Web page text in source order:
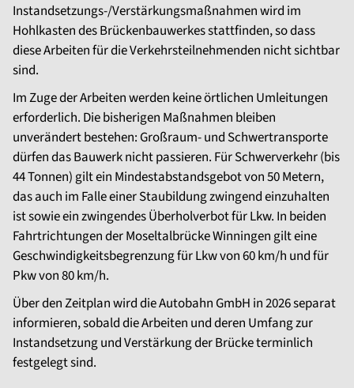
Instandsetzungs-/Verstärkungsmaßnahmen wird im
Hohlkasten des Brückenbauwerkes stattfinden, so dass
diese Arbeiten für die Verkehrsteilnehmenden nicht sichtbar
sind.
Im Zuge der Arbeiten werden keine örtlichen Umleitungen
erforderlich. Die bisherigen Maßnahmen bleiben
unverändert bestehen: Großraum- und Schwertransporte
dürfen das Bauwerk nicht passieren. Für Schwerverkehr (bis
44 Tonnen) gilt ein Mindestabstandsgebot von 50 Metern,
das auch im Falle einer Staubildung zwingend einzuhalten
ist sowie ein zwingendes Überholverbot für Lkw. In beiden
Fahrtrichtungen der Moseltalbrücke Winningen gilt eine
Geschwindigkeitsbegrenzung für Lkw von 60 km/h und für
Pkw von 80 km/h.
Über den Zeitplan wird die Autobahn GmbH in 2026 separat
informieren, sobald die Arbeiten und deren Umfang zur
Instandsetzung und Verstärkung der Brücke terminlich
festgelegt sind.